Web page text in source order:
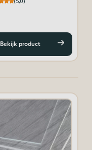
Bekijk product